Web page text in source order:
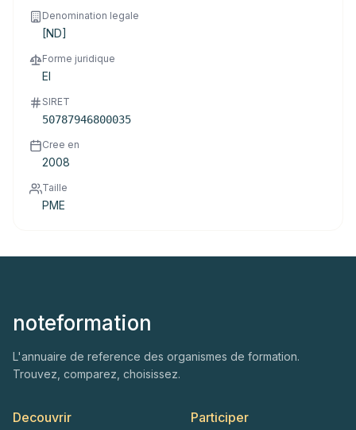
Denomination legale
[ND]
Forme juridique
EI
SIRET
50787946800035
Cree en
2008
Taille
PME
noteformation
L'annuaire de reference des organismes de formation.
Trouvez, comparez, choisissez.
Decouvrir Participer